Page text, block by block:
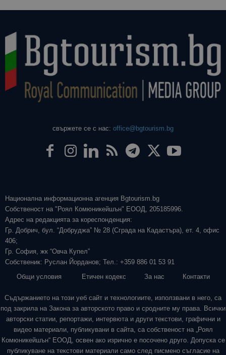
свържете се с нас: office@bgtourism.bg
Национална информационна агенция Bgtourism.bg
Собственост на "Роял Комюникейшън" ЕООД, 205185996.
Адрес на редакцията за кореспонденция:
Гр. Добрич, бул. “Добруджа” № 28 (Сграда на Кадастъра), ет. 4, офис
406;
Гр. София, жк “Овча Купел”
Собственик: Руслан Йорданов; Тел.: +359 886 01 53 91
Общи условия
Етичен кодекс За нас Контакти
Съдържанието на този уеб сайт и технологиите, използвани в него, са
под закрила на Закона за авторското право и сродните му права. Всички
авторски статии, репортажи, интервюта и други текстови, графични и
видео материали, публикувани в сайта, са собственост на „Роял
Комюникейшън“ ЕООД, освен ако изрично е посочено друго. Допуска се
публикуване на текстови материали само след писмено съгласие на